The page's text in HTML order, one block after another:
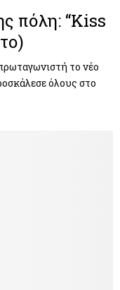
πόλη: “Kiss
το νέο
όλους στο